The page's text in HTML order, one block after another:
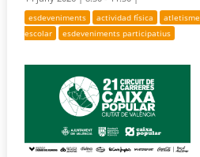
esdeveniments actividad física atletisme
escolar
esdeveniments participatius